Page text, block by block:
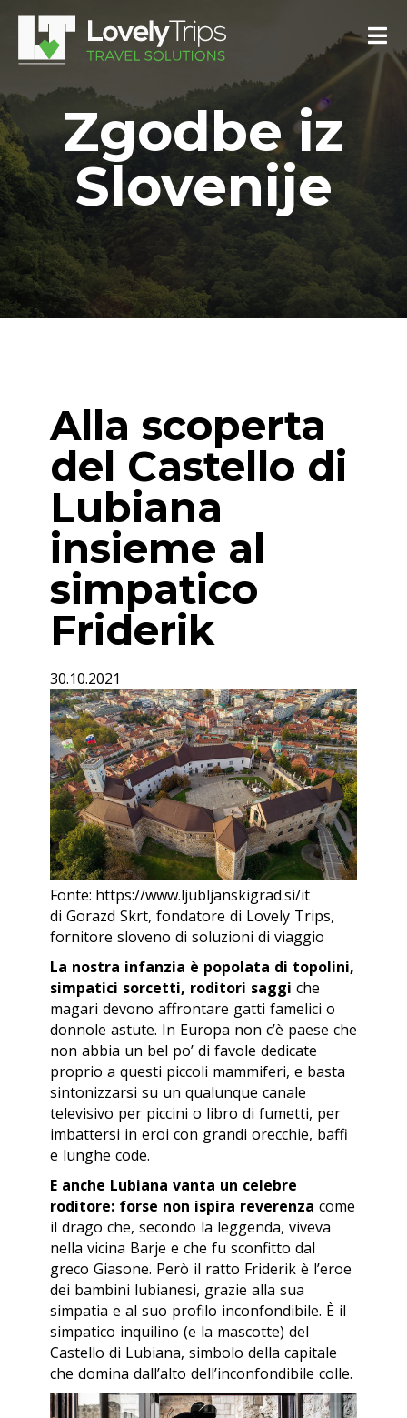
Zgodbe iz
Slovenije
Alla scoperta
del Castello di
Lubiana
insieme al
simpatico
Friderik
30.10.2021
Fonte: https://www.ljubljanskigrad.si/it
di Gorazd Skrt, fondatore di Lovely Trips,
fornitore sloveno di soluzioni di viaggio
La nostra infanzia è popolata di topolini,
simpatici sorcetti, roditori saggi che
magari devono affrontare gatti famelici o
donnole astute. In Europa non c’è paese che
non abbia un bel po’ di favole dedicate
proprio a questi piccoli mammiferi, e basta
sintonizzarsi su un qualunque canale
televisivo per piccini o libro di fumetti, per
imbattersi in eroi con grandi orecchie, baffi
e lunghe code.
E anche Lubiana vanta un celebre
roditore: forse non ispira reverenza come
il drago che, secondo la leggenda, viveva
nella vicina Barje e che fu sconfitto dal
greco Giasone. Però il ratto Friderik è l’eroe
dei bambini lubianesi, grazie alla sua
simpatia e al suo profilo inconfondibile. È il
simpatico inquilino (e la mascotte) del
Castello di Lubiana, simbolo della capitale
che domina dall’alto dell’inconfondibile colle.